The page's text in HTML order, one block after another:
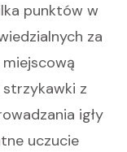
punktów w
za
strzykawki z
igły
uczucie